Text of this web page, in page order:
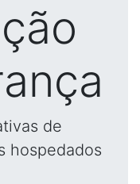
de
hospedados